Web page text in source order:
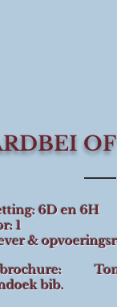
6D en 6H
1
&
bib.